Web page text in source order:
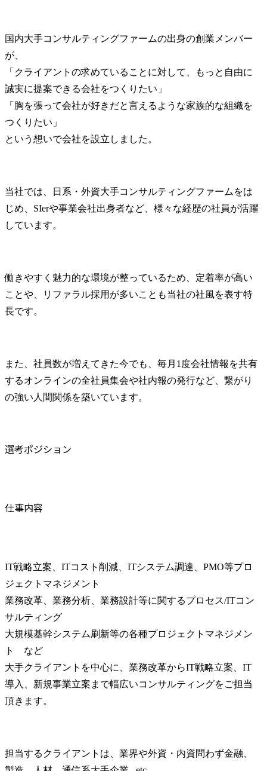
国内大手コンサルティングファームの出身の創業メンバー
が、
「クライアントの求めていることに対して、もっと自由に
誠実に提案できる会社をつくりたい」
「胸を張って会社が好きだと言えるような家族的な組織を
つくりたい」
という想いで会社を設立しました。
当社では、日系・外資大手コンサルティングファームをは
じめ、SIerや事業会社出身者など、様々な経歴の社員が活躍
しています。
働きやすく魅力的な環境が整っているため、定着率が高い
ことや、リファラル採用が多いことも当社の社風を表す特
長です。
また、社員数が増えてきた今でも、毎月1度会社情報を共有
するオンラインの全社員集会や社内報の発行など、繋がり
の強い人間関係を築いています。
選考ポジション
仕事内容
IT戦略立案、ITコスト削減、ITシステム調達、PMO等プロ
ジェクトマネジメント
業務改革、業務分析、業務設計等に関するプロセス/ITコン
サルティング
大規模基幹システム刷新等の各種プロジェクトマネジメン
ト　など
大手クライアントを中心に、業務改革からIT戦略立案、IT
導入、新規事業立案まで幅広いコンサルティングをご担当
頂きます。
担当するクライアントは、業界や外資・内資問わず金融、